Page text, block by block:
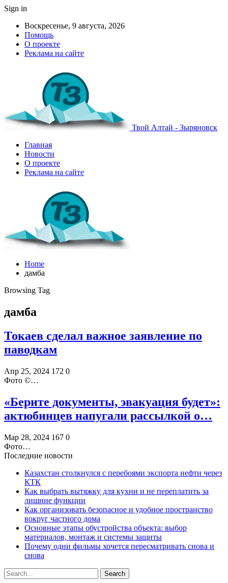
Sign in
Воскресенье, 9 августа, 2026
Помощь
О проекте
Реклама на сайте
Твой Алтай - Зыряновск
Главная
Новости
О проекте
Реклама на сайте
Home
дамба
Browsing Tag
дамба
Токаев сделал важное заявление по
паводкам
Апр 25, 2024 172 0
Фото ©️…
«Берите документы, эвакуация будет»:
актюбинцев напугали рассылкой о…
Мар 28, 2024 167 0
Фото…
Последние новости
Казахстан столкнулся с перебоями экспорта нефти через
КТК
Как выбрать вытяжку для кухни и не переплатить за
лишние функции
Как организовать безопасное и удобное пространство
вокруг частного дома
Основные этапы обустройства объекта: выбор
материалов, монтаж и системы защиты
Почему одни фильмы хочется пересматривать снова и
снова